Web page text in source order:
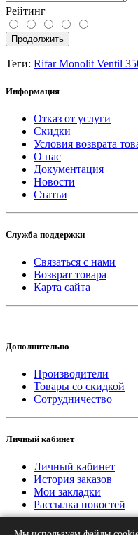
Рейтинг
Продолжить
Теги: Rifar Monolit Ventil
Информация
Отказ от услуги
Скидки
Условия возврата
О нас
Документация
Новости
Статьи
Служба поддержки
Связаться с нами
Возврат товара
Карта сайта
Дополнительно
Производители
Товары со скидкой
Сотрудничество
Личный кабинет
Личный кабинет
История заказов
Мои закладки
Рассылка новостей